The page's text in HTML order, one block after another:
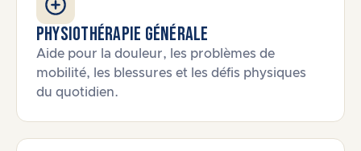
Physiothérapie générale
Aide pour la douleur, les problèmes de
mobilité, les blessures et les défis physiques
du quotidien.